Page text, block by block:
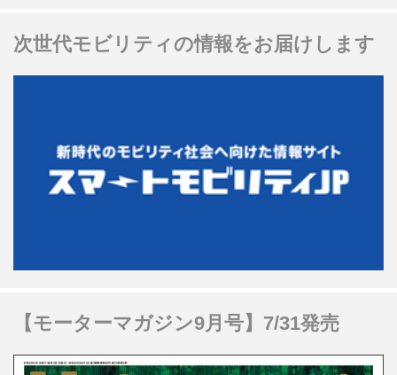
次世代モビリティの情報をお届けします
【モーターマガジン9月号】7/31発売